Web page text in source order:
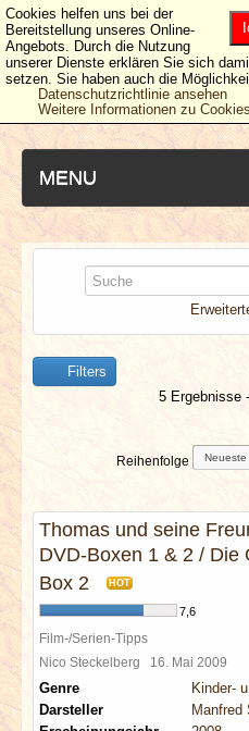
MENU
NEUESTE ARTIKEL
NEWS & DATES
BERICHTE
SPECIALS
REDAKTION
LINKS
ARCHIV
Filters
5 Ergebnisse
Reihenfolge
Thomas und seine
DVD-Boxen 1 & 2 / Die
Box 2
HOT
7,6
Film-/Serien-Tipps
Nico Steckelberg 16. Mai 2009
Genre
Kinder-
Darsteller
Manfred
Cookies helfen uns bei der
Bereitstellung unseres Online-
Angebots. Durch die Nutzung
unserer Dienste erklären Sie sich
setzen. Sie haben auch die
Datenschutzrichtlinie ansehen
Weitere Informationen zu